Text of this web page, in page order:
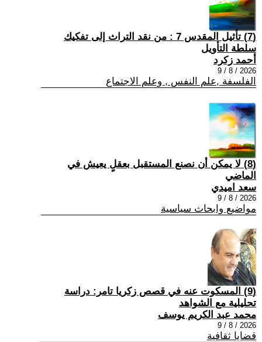
(7) تأثيل المقدس 7 : من نقد التراث إلى تفكيك
سلطة التأويل
أحمد زكرد
2026 / 8 / 9
الفلسفة ,علم النفس , وعلم الاجتماع
(8) لا يمكن أن نصنع المستقبل بعقلٍ يعيش في
الماضي
سعد اميدي
2026 / 8 / 9
مواضيع وابحاث سياسية
(9) المسكوت عنه في قصص زكريا تامر: دراسة
تحليلية مع الشواهد
محمد عبد الكريم يوسف
2026 / 8 / 9
قضايا ثقافية